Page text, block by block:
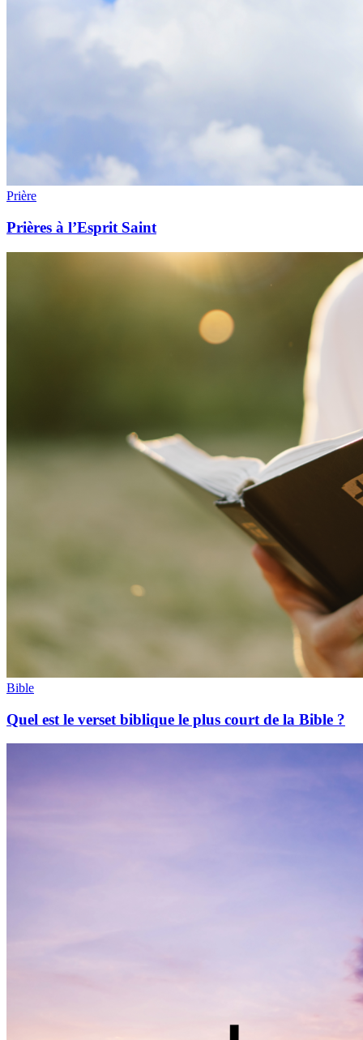
Prière
Prières à l’Esprit Saint
Bible
Quel est le verset biblique le plus court de la Bible ?